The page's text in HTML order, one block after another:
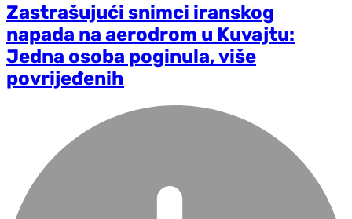
Zastrašujući snimci iranskog
napada na aerodrom u Kuvajtu:
Jedna osoba poginula, više
povrijeđenih